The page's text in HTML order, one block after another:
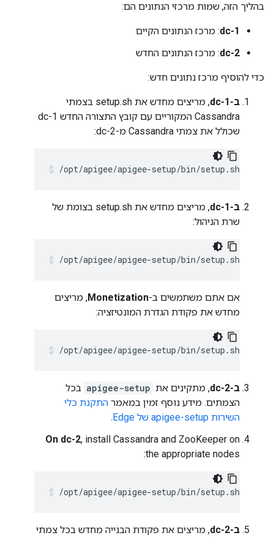
בהליך הזה, שמות מרכזי הנתונים הם:
dc-1: מרכז הנתונים הקיים
dc-2: מרכז הנתונים החדש
כדי להוסיף מרכז נתונים חדש:
ב-dc-1
, מריצים מחדש את setup.sh בצמתי
Cassandra המקוריים עם קובץ התצורה החדש dc-1
שכולל את צמתי Cassandra מ-dc-2:
/opt/apigee/apigee-setup/bin/setup.sh -p
ב-dc-1
, מריצים מחדש את setup.sh בצומת של
שרת הניהול:
/opt/apigee/apigee-setup/bin/setup.sh -p
אם אתם משתמשים ב-Monetization, מריצים
מחדש את פקודת הגדרת המונטיזציה:
/opt/apigee/apigee-setup/bin/setup.sh -p
ב-dc-2 , מתקינים את apigee-setup בכל
הצמתים. מידע נוסף זמין במאמר התקנת כלי
השירות apigee-setup של Edge
.
On dc-2, install Cassandra and ZooKeeper on
the appropriate nodes:
/opt/apigee/apigee-setup/bin/setup.sh -p
ב-dc-2
, מריצים את פקודת הבנייה מחדש בכל צמתי